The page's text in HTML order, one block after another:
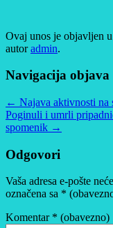
Ovaj unos je objavljen u
autoradmin.
Navigacija objava
← Najava aktivnosti na
Poginuli i umrli
spomenik →
Odgovori
Vaša adresa e-pošte
označena sa *
Komentar * (obavezno)